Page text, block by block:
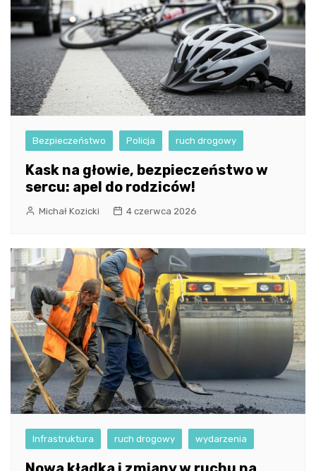
Bezpieczeństwo Policja ruch drogowy
Kask na głowie, bezpieczeństwo w
sercu: apel do rodziców!
Michał Kozicki 4 czerwca 2026
Infrastruktura ruch drogowy wydarzenia